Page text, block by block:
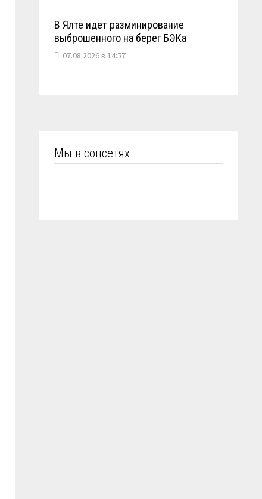
В Ялте идет разминирование
выброшенного на берег БЭКа
07.08.2026 в 14:57
Мы в соцсетях